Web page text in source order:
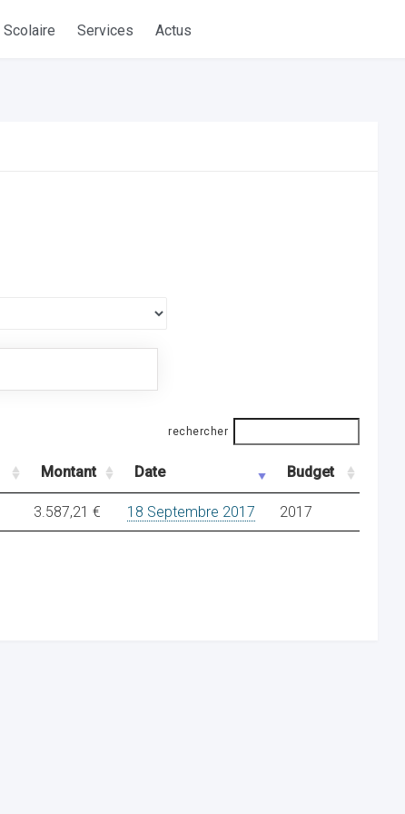
Scolaire Services Actus
rechercher
Montant Date Budget
3.587,21 € 18 Septembre 2017 2017